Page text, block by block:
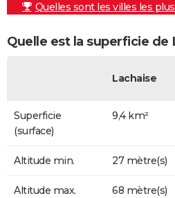
Quelles sont les villes les
Quelle est la superficie de
Lachaise
Superficie
(surface)
9,4 km²
Altitude min. 27 mètre(s)
Altitude max. 68 mètre(s)